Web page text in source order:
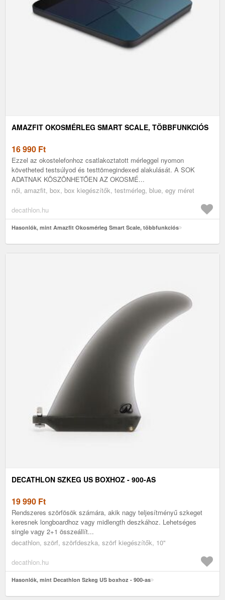
AMAZFIT OKOSMÉRLEG SMART SCALE, TÖBBFUNKCIÓS
16 990 Ft
Ezzel az okostelefonhoz csatlakoztatott mérleggel nyomon
követheted testsúlyod és testtömegindexed alakulását. A SOK
ADATNAK KÖSZÖNHETŐEN AZ OKOSMÉ...
női, amazfit, box, box kiegészítők, testmérleg, blue, egy méret
decathlon.hu
Hasonlók, mint Amazfit Okosmérleg Smart Scale, többfunkciós
DECATHLON SZKEG US BOXHOZ - 900-AS
19 990 Ft
Rendszeres szörfösök számára, akik nagy teljesítményű szkeget
keresnek longboardhoz vagy midlength deszkához. Lehetséges
single vagy 2+1 összeállít...
decathlon, szörf, szörfdeszka, szörf kiegészítők, 10"
decathlon.hu
Hasonlók, mint Decathlon Szkeg US boxhoz - 900-as